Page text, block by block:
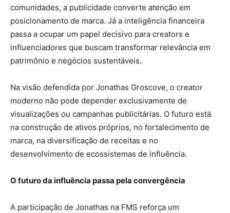
comunidades, a publicidade converte atenção em
posicionamento de marca. Já a inteligência financeira
passa a ocupar um papel decisivo para creators e
influenciadores que buscam transformar relevância em
patrimônio e negócios sustentáveis.
Na visão defendida por Jonathas Groscove, o creator
moderno não pode depender exclusivamente de
visualizações ou campanhas publicitárias. O futuro está
na construção de ativos próprios, no fortalecimento de
marca, na diversificação de receitas e no
desenvolvimento de ecossistemas de influência.
O futuro da influência passa pela convergência
A participação de Jonathas na FMS reforça um